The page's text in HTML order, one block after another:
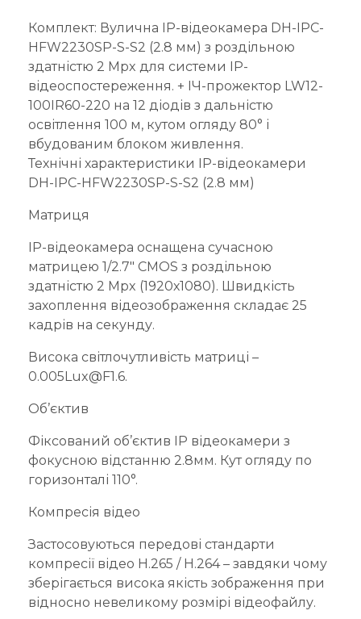
Комплект: Вулична IP-відеокамера DH-IPC-
HFW2230SP-S-S2 (2.8 мм) з роздільною
здатністю 2 Mpx для системи IP-
відеоспостереження. + ІЧ-прожектор LW12-
100IR60-220 на 12 діодів з дальністю
освітлення 100 м, кутом огляду 80° і
вбудованим блоком живлення.
Технічні характеристики IP-відеокамери
DH-IPC-HFW2230SP-S-S2 (2.8 мм)
Матриця
IP-відеокамера оснащена сучасною
матрицею 1/2.7″ CMOS з роздільною
здатністю 2 Mpx (1920х1080). Швидкість
захоплення відеозображення складає 25
кадрів на секунду.
Висока світлочутливість матриці –
0.005Lux@F1.6.
Об’єктив
Фіксований об’єктив IP відеокамери з
фокусною відстанню 2.8мм. Кут огляду по
горизонталі 110°.
Компресія відео
Застосовуються передові стандарти
компресії відео H.265 / H.264 – завдяки чому
зберігається висока якість зображення при
відносно невеликому розмірі відеофайлу.